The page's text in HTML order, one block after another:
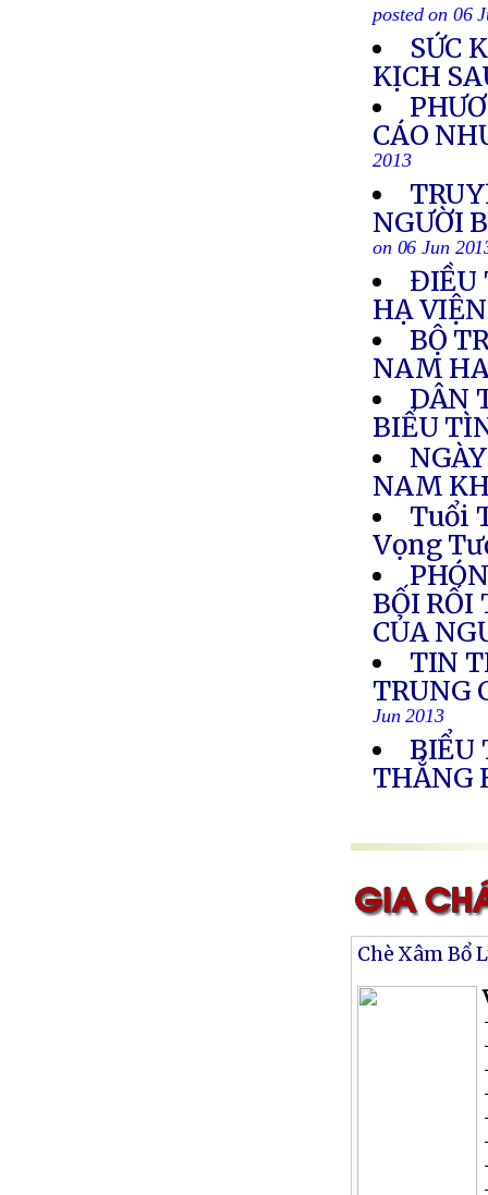
posted on 06
SỨC
KỊCH
CÁO
2013
NGƯỜI
on 06 Jun
ĐIỀU
HẠ
BỘ
NAM
DÂN
BIỂU
NAM
Tuổi
Vọng
BỐI RỐI
CỦA
TIN
TRUNG
Jun 2013
BIỂU
THẲNG
Chè Xâm Bổ